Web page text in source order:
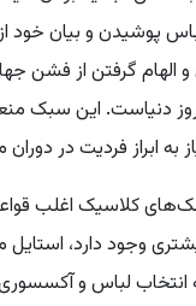
پوشیدن و بیان خود
گرفتن از فشن
دنیاست. این سبک
به ابراز فردیت در
کلاسیک اغلب
وجود دارد، استایل
لباس و